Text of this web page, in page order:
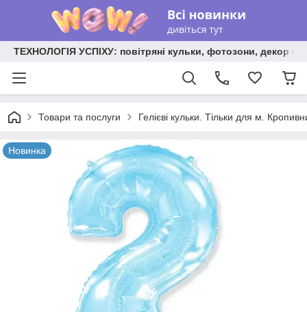
ТЕХНОЛОГІЯ УСПІХУ: повітряні кульки, фотозони, декор на
Товари та послуги Гелієві кульки. Тільки для м.
Новинка